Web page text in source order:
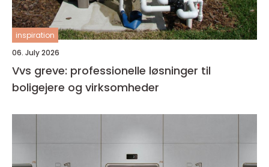
inspiration
06. July 2026
Vvs greve: professionelle løsninger til
boligejere og virksomheder